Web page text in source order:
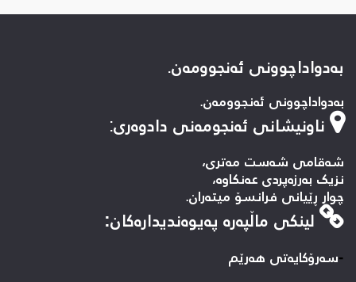
بەدواداچوونی ئەنجوومەن.
بەدواداچوونی ئەنجوومەن.
ناونیشانی ئەنجومەنی دادوەری:
شەقامی شەست مەتری،
نزیک بەرزەپردی عەنکاوە،
چوار ڕێیانی فرانسۆ میتەران.
لینكی ماڵپه‌ره‌ په‌یوه‌ندیداره‌كان:
-سه‌رۆکایه‌تی هه‌رێم